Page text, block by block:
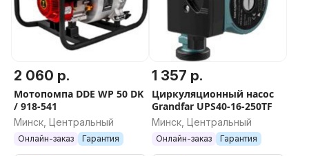
2 060 р.
Мотопомпа DDE WP 50 DK
/ 918-541
Минск, Центральный
Онлайн-заказ Гарантия
1 357 р.
Циркуляционный насос
Grandfar UPS40-16-250TF
Минск, Центральный
Онлайн-заказ Гарантия